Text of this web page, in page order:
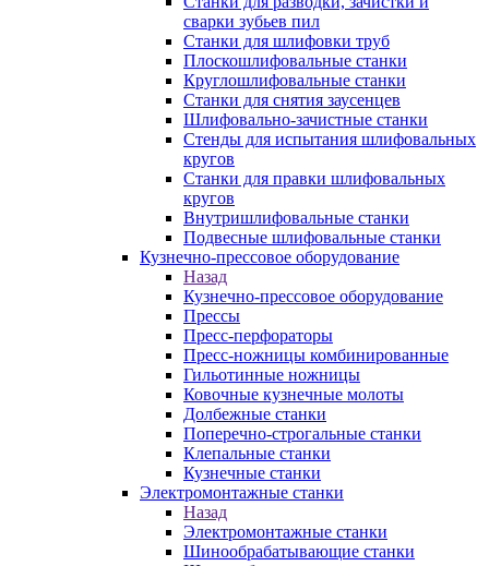
сварки зубьев пил
Станки для шлифовки труб
Плоскошлифовальные станки
Круглошлифовальные станки
Станки для снятия заусенцев
Шлифовально-зачистные станки
Стенды для испытания шлифовальных
кругов
Станки для правки шлифовальных
кругов
Внутришлифовальные станки
Подвесные шлифовальные станки
Кузнечно-прессовое оборудование
Назад
Кузнечно-прессовое оборудование
Прессы
Пресс-перфораторы
Пресс-ножницы комбинированные
Гильотинные ножницы
Ковочные кузнечные молоты
Долбежные станки
Поперечно-строгальные станки
Клепальные станки
Кузнечные станки
Электромонтажные станки
Назад
Электромонтажные станки
Шинообрабатывающие станки